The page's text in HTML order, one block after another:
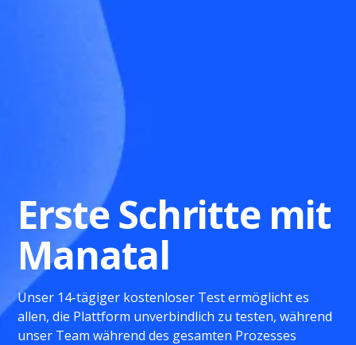
Erste Schritte mit
Manatal
Unser 14-tägiger kostenloser Test ermöglicht es
allen, die Plattform unverbindlich zu testen, während
unser Team während des gesamten Prozesses